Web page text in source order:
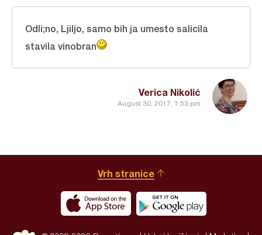
Verica Nikolić
August 30, 2017, 1:53 pm
Odli;no, Ljiljo, samo bih ja umesto salicila
stavila vinobran
Vrh stranice